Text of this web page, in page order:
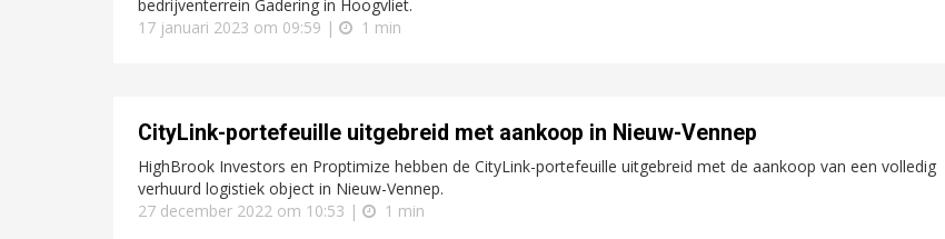
bedrijventerrein Gadering in Hoogvliet.
17 januari 2023 om 09:59 |
1 min
CityLink-portefeuille uitgebreid met aankoop in Nieuw-Vennep
HighBrook Investors en Proptimize hebben de CityLink-portefeuille uitgebreid met de aankoop van een volledig
verhuurd logistiek object in Nieuw-Vennep.
27 december 2022 om 10:53 |
1 min